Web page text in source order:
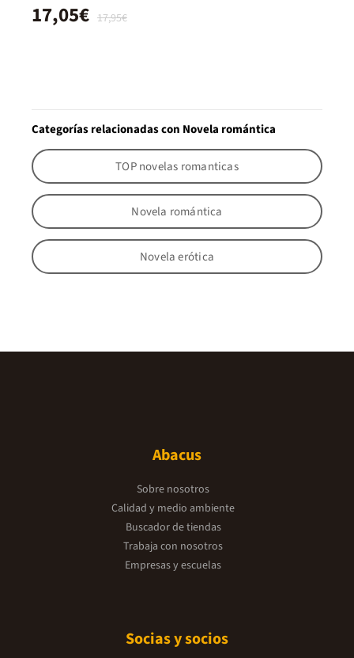
17,95€
17,05€
Categorías relacionadas con Novela romántica
TOP novelas romanticas
Novela romántica
Novela erótica
Abacus
Sobre nosotros
Calidad y medio ambiente
Buscador de tiendas
Trabaja con nosotros
Empresas y escuelas
Socias y socios